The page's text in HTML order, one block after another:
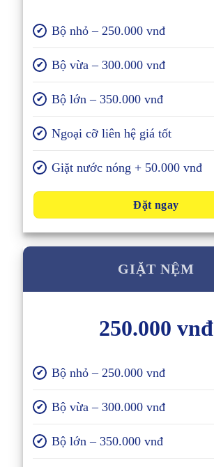
✔ Bộ nhỏ – 250.000 vnđ
✔ Bộ vừa – 300.000 vnđ
✔ Bộ lớn – 350.000 vnđ
✔ Ngoại cỡ liên hệ giá tốt
✔ Giặt nước nóng + 50.000 vnđ
Đặt ngay
GIẶT NỆM
250.000 vnđ
✔ Bộ nhỏ – 250.000 vnđ
✔ Bộ vừa – 300.000 vnđ
✔ Bộ lớn – 350.000 vnđ